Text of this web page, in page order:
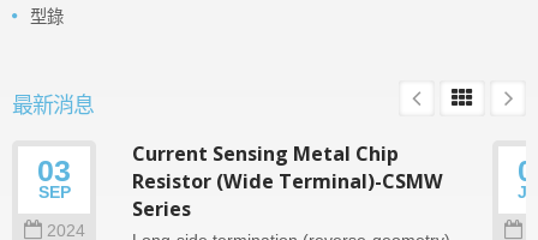
型錄
最新消息
03
SEP
2024
Current Sensing Metal Chip
Resistor (Wide Terminal)-CSMW
Series